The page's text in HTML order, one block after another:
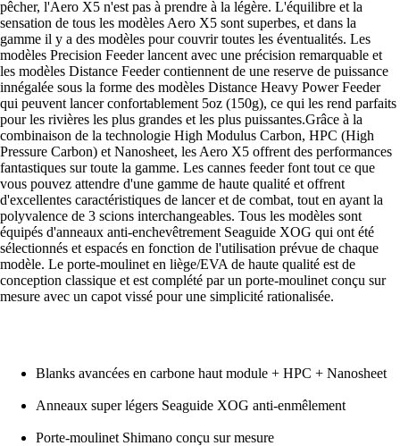
pêcher, l'Aero X5 n'est pas à prendre à la légère. L'équilibre et la
sensation de tous les modèles Aero X5 sont superbes, et dans la
gamme il y a des modèles pour couvrir toutes les éventualités. Les
modèles Precision Feeder lancent avec une précision remarquable et
les modèles Distance Feeder contiennent de une reserve de puissance
innégalée sous la forme des modèles Distance Heavy Power Feeder
qui peuvent lancer confortablement 5oz (150g), ce qui les rend parfaits
pour les rivières les plus grandes et les plus puissantes.Grâce à la
combinaison de la technologie High Modulus Carbon, HPC (High
Pressure Carbon) et Nanosheet, les Aero X5 offrent des performances
fantastiques sur toute la gamme. Les cannes feeder font tout ce que
vous pouvez attendre d'une gamme de haute qualité et offrent
d'excellentes caractéristiques de lancer et de combat, tout en ayant la
polyvalence de 3 scions interchangeables. Tous les modèles sont
équipés d'anneaux anti-enchevêtrement Seaguide XOG qui ont été
sélectionnés et espacés en fonction de l'utilisation prévue de chaque
modèle. Le porte-moulinet en liège/EVA de haute qualité est de
conception classique et est complété par un porte-moulinet conçu sur
mesure avec un capot vissé pour une simplicité rationalisée.
Blanks avancées en carbone haut module + HPC + Nanosheet
Anneaux super légers Seaguide XOG anti-enmêlement
Porte-moulinet Shimano conçu sur mesure